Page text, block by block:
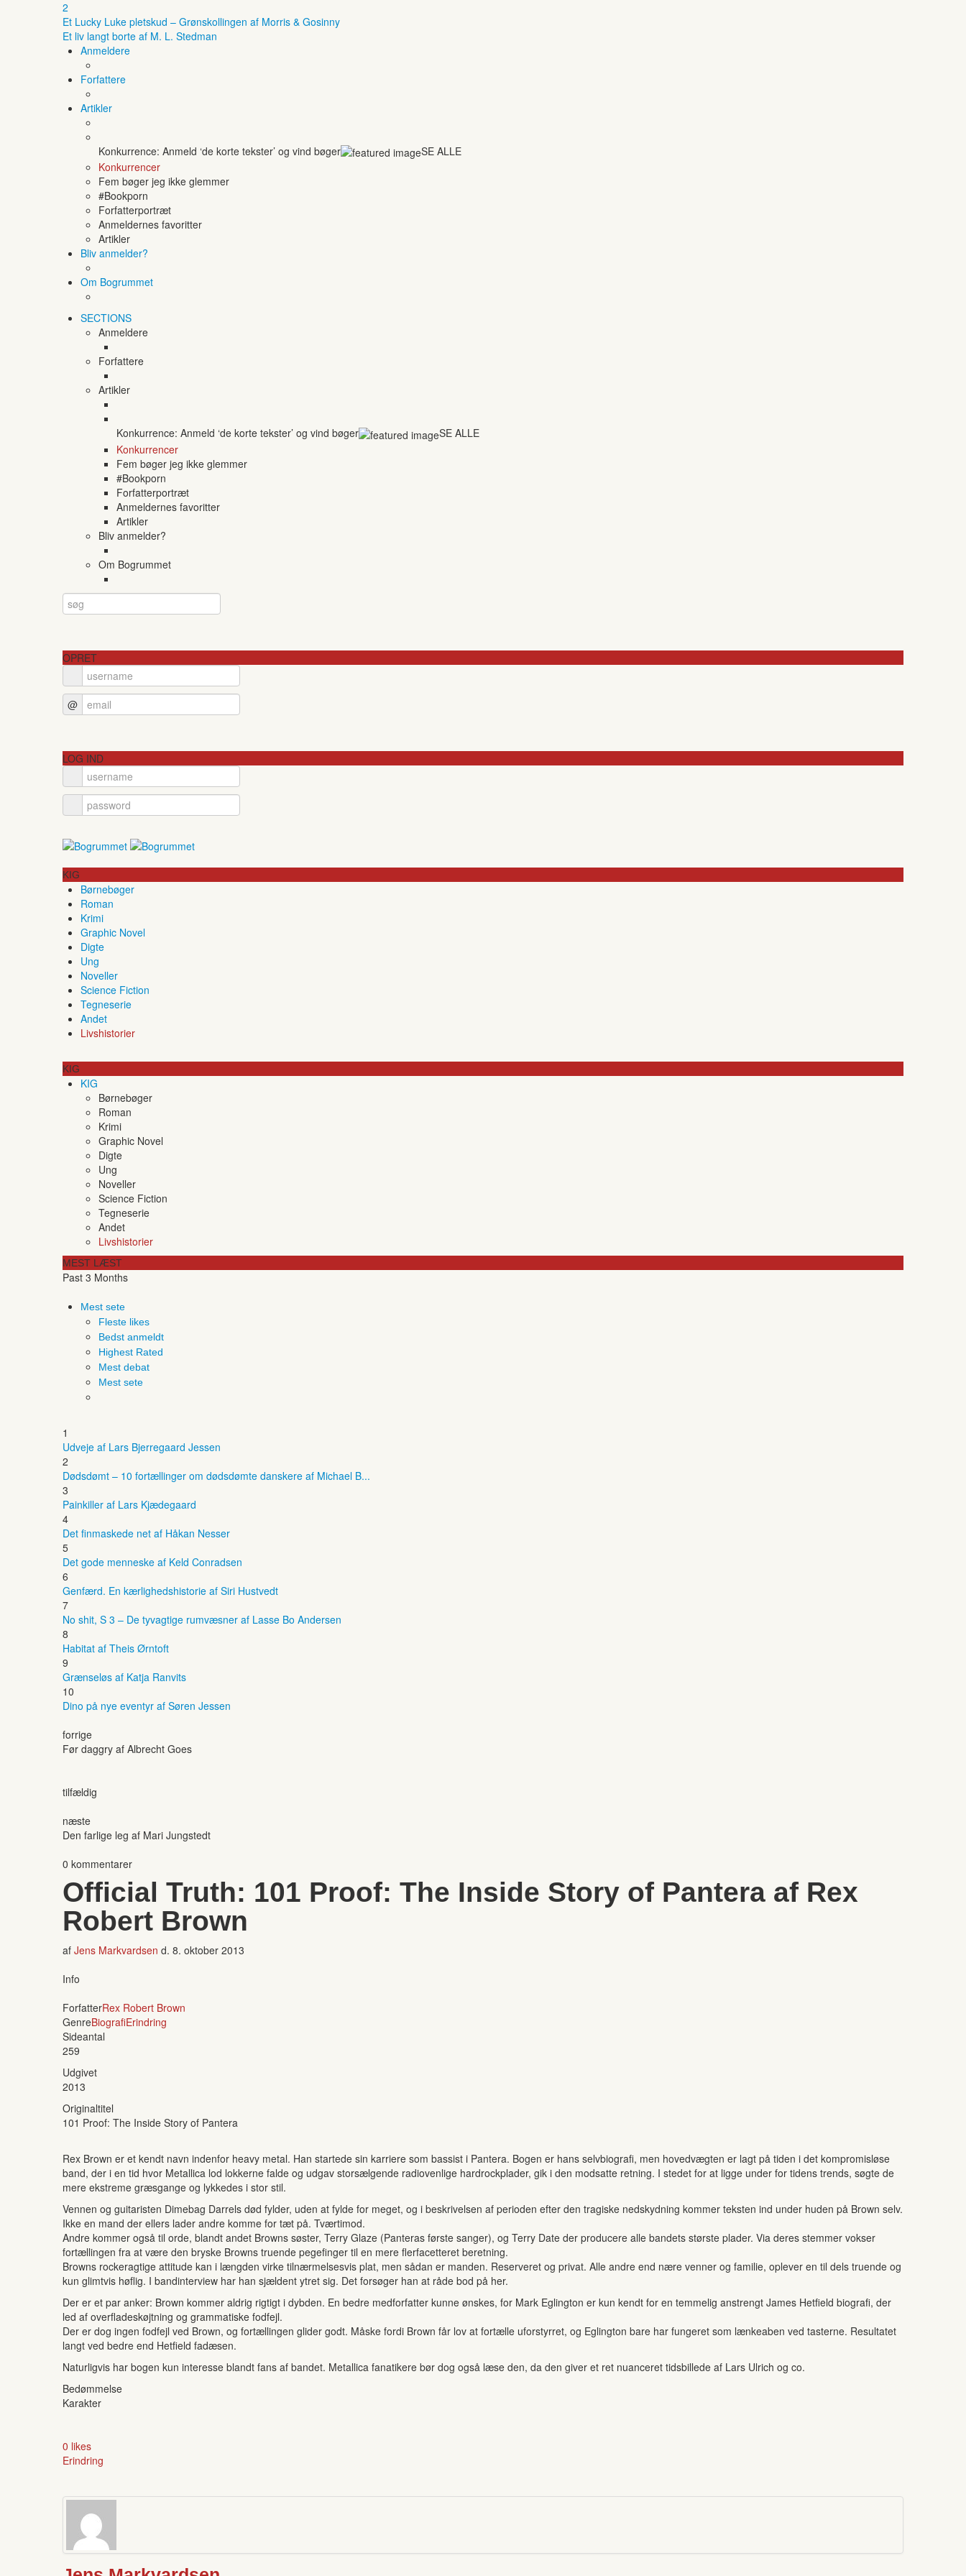
2
Et Lucky Luke pletskud – Grønskollingen af Morris & Gosinny
Et liv langt borte af M. L. Stedman
Anmeldere
Forfattere
Artikler
Konkurrence: Anmeld ‘de korte tekster’ og vind bøger
SE ALLE
Konkurrencer
Fem bøger jeg ikke glemmer
#Bookporn
Forfatterportræt
Anmeldernes favoritter
Artikler
Bliv anmelder?
Om Bogrummet
SECTIONS
Anmeldere
Forfattere
Artikler
Konkurrence: Anmeld ‘de korte tekster’ og vind bøger
SE ALLE
Konkurrencer
Fem bøger jeg ikke glemmer
#Bookporn
Forfatterportræt
Anmeldernes favoritter
Artikler
Bliv anmelder?
Om Bogrummet
OPRET
@
LOG IND
KIG
Børnebøger
Roman
Krimi
Graphic Novel
Digte
Ung
Noveller
Science Fiction
Tegneserie
Andet
Livshistorier
KIG
KIG
Børnebøger
Roman
Krimi
Graphic Novel
Digte
Ung
Noveller
Science Fiction
Tegneserie
Andet
Livshistorier
MEST LÆST
Past 3 Months
Mest sete
Fleste likes
Bedst anmeldt
Highest Rated
Mest debat
Mest sete
1
Udveje af Lars Bjerregaard Jessen
2
Dødsdømt – 10 fortællinger om dødsdømte danskere af Michael B...
3
Painkiller af Lars Kjædegaard
4
Det finmaskede net af Håkan Nesser
5
Det gode menneske af Keld Conradsen
6
Genfærd. En kærlighedshistorie af Siri Hustvedt
7
No shit, S 3 – De tyvagtige rumvæsner af Lasse Bo Andersen
8
Habitat af Theis Ørntoft
9
Grænseløs af Katja Ranvits
10
Dino på nye eventyr af Søren Jessen
forrige
Før daggry af Albrecht Goes
tilfældig
næste
Den farlige leg af Mari Jungstedt
0 kommentarer
Official Truth: 101 Proof: The Inside Story of Pantera af Rex
Robert Brown
af Jens Markvardsen d. 8. oktober 2013
Info
ForfatterRex Robert Brown
GenreBiografiErindring
Sideantal
259
Udgivet
2013
Originaltitel
101 Proof: The Inside Story of Pantera
Rex Brown er et kendt navn indenfor heavy metal. Han startede sin karriere som bassist i Pantera. Bogen er hans selvbiografi, men hovedvægten er lagt på tiden i det kompromisløse
band, der i en tid hvor Metallica lod lokkerne falde og udgav storsælgende radiovenlige hardrockplader, gik i den modsatte retning. I stedet for at ligge under for tidens trends, søgte de
mere ekstreme græsgange og lykkedes i stor stil.
Vennen og guitaristen Dimebag Darrels død fylder, uden at fylde for meget, og i beskrivelsen af perioden efter den tragiske nedskydning kommer teksten ind under huden på Brown selv.
Ikke en mand der ellers lader andre komme for tæt på. Tværtimod.
Andre kommer også til orde, blandt andet Browns søster, Terry Glaze (Panteras første sanger), og Terry Date der producere alle bandets største plader. Via deres stemmer vokser
fortællingen fra at være den bryske Browns truende pegefinger til en mere flerfacetteret beretning.
Browns rockeragtige attitude kan i længden virke tilnærmelsesvis plat, men sådan er manden. Reserveret og privat. Alle andre end nære venner og familie, oplever en til dels truende og
kun glimtvis høflig. I bandinterview har han sjældent ytret sig. Det forsøger han at råde bod på her.
Der er et par anker: Brown kommer aldrig rigtigt i dybden. En bedre medforfatter kunne ønskes, for Mark Eglington er kun kendt for en temmelig anstrengt James Hetfield biografi, der
led af overfladeskøjtning og grammatiske fodfejl.
Der er dog ingen fodfejl ved Brown, og fortællingen glider godt. Måske fordi Brown får lov at fortælle uforstyrret, og Eglington bare har fungeret som lænkeaben ved tasterne. Resultatet
langt ved bedre end Hetfield fadæsen.
Naturligvis har bogen kun interesse blandt fans af bandet. Metallica fanatikere bør dog også læse den, da den giver et ret nuanceret tidsbillede af Lars Ulrich og co.
Bedømmelse
Karakter
0 likes
Erindring